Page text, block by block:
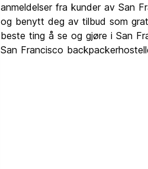
anmeldelser fra kunder av San
og benytt deg av tilbud som
beste ting å se og gjøre i San
San Francisco